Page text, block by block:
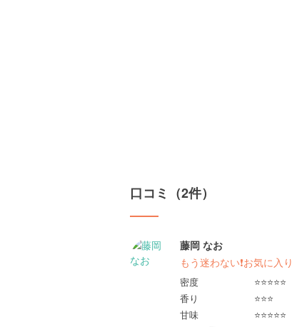
口コミ（2件）
藤岡 なお
もう迷わない❗️お気に
密度 ⭐️⭐️⭐️⭐️⭐️
香り ⭐️⭐️⭐️
甘味 ⭐️⭐️⭐️⭐️⭐️